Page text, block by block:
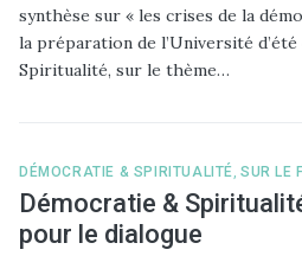
synthèse sur « les crises de la
la préparation de l’Université
Spiritualité, sur le thème…
DÉMOCRATIE & SPIRITUALITÉ SUR LE
Démocratie &
pour le dialogue